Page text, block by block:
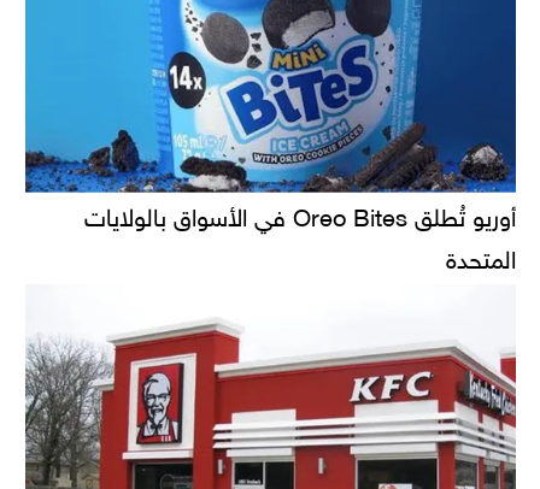
أوريو تُطلق Oreo Bites في الأسواق بالولايات
المتحدة